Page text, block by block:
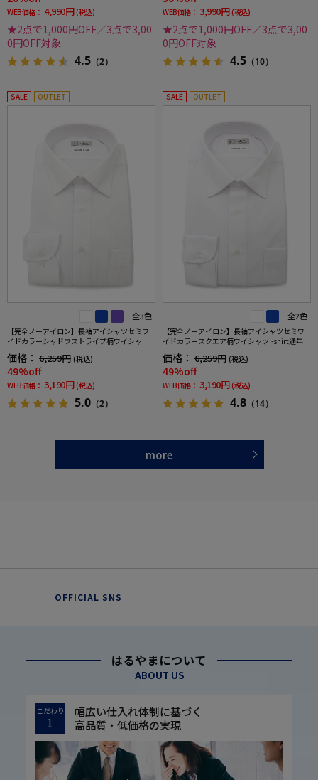
WEB価格： 4,990円 (税込)
★2点で1,000円OFF／3点で3,00
0円OFF対象
4.5 （2）
WEB価格： 3,990円 (税込)
★2点で1,000円OFF／3点で3,00
0円OFF対象
4.5 （10）
SALE OUTLET
全3色
【完全ノーアイロン】長袖アイシャツセミワ
イドカラーシャドウストライプ柄ワイシャツi-
価格： 6,259円 (税込)
49%off
WEB価格： 3,190円 (税込)
5.0 （2）
SALE OUTLET
全2色
【完全ノーアイロン】長袖アイシャツセミワ
イドカラースクエア柄ワイシャツi-shirt通年
価格： 6,259円 (税込)
49%off
WEB価格： 3,190円 (税込)
4.8 （14）
more
OFFICIAL SNS
はるやまについて
ABOUT US
こだわり
1
幅広い仕入れ体制に基づく
高品質・低価格の実現